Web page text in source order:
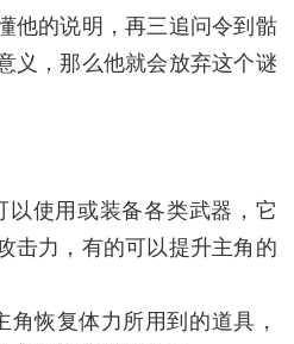
他的说明，再三追问令到骷
义，那么他就会放弃这个谜
以使用或装备各类武器，它
击力，有的可以提升主角的
恢复体力所用到的道具，